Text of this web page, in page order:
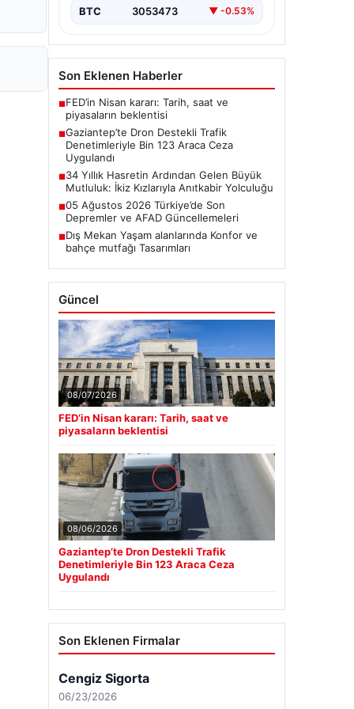
BTC 3053473 ▼ -0.53%
Son Eklenen Haberler
■FED’in Nisan kararı: Tarih, saat ve
piyasaların beklentisi
■Gaziantep’te Dron Destekli Trafik
Denetimleriyle Bin 123 Araca Ceza
Uygulandı
■34 Yıllık Hasretin Ardından Gelen Büyük
Mutluluk: İkiz Kızlarıyla Anıtkabir Yolculuğu
■05 Ağustos 2026 Türkiye’de Son
Depremler ve AFAD Güncellemeleri
■Dış Mekan Yaşam alanlarında Konfor ve
bahçe mutfağı Tasarımları
Güncel
08/07/2026
FED’in Nisan kararı: Tarih, saat ve
piyasaların beklentisi
08/06/2026
Gaziantep’te Dron Destekli Trafik
Denetimleriyle Bin 123 Araca Ceza
Uygulandı
Son Eklenen Firmalar
Cengiz Sigorta
06/23/2026